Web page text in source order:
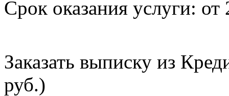
Срок оказания услуги: от
Заказать выписку из
руб.)